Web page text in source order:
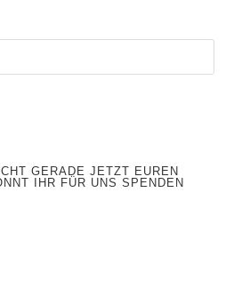
GERADE JETZT EUREN
IHR FÜR UNS SPENDEN